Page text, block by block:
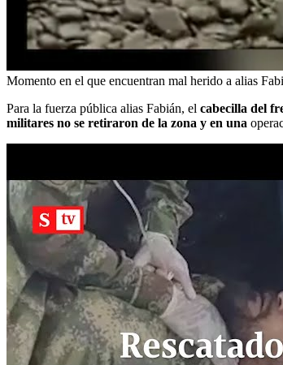
Momento en el que encuentran mal herido a alias
Para la fuerza pública alias Fabián, el cabecilla del
militares no se retiraron de la zona y en una